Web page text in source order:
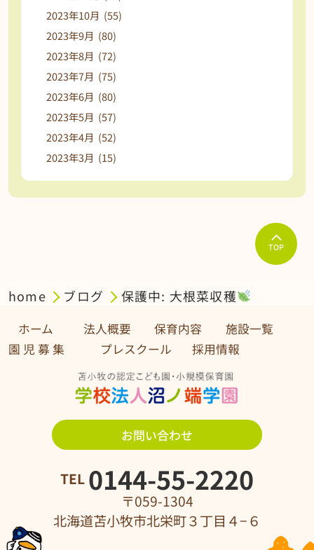
2023年10月 (55)
2023年9月 (80)
2023年8月 (72)
2023年7月 (75)
2023年6月 (80)
2023年5月 (57)
2023年4月 (52)
2023年3月 (15)
TOP
home ブログ 保護中: 大根菜収穫
ホーム 法人概要 保育内容
施設一覧
園 児 募 集 プレスクール
採用情報
お問い合わせ
TEL 0144-55-2220
〒059-1304
北海道苫小牧市北栄町３丁目４−６